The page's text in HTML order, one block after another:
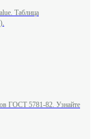
Таблица
ГОСТ 5781-82. Узнайте